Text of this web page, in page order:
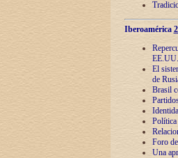
Iberoamérica
EE.UU.
El
de
Brasil
Política
Foro
Una